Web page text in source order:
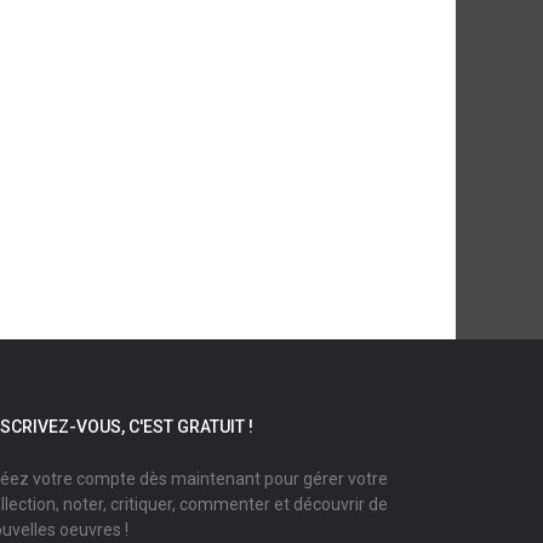
VOUS, C'EST GRATUIT !
votre compte dès maintenant pour gérer votre
noter, critiquer, commenter et découvrir de
oeuvres !